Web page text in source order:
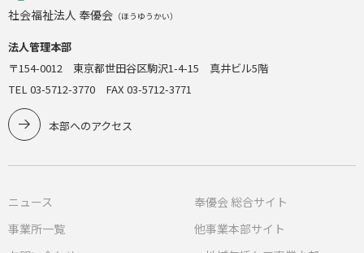
社会福祉法人 奉優会 （ほうゆうかい）
法人管理本部
〒154-0012 東京都世田谷区駒沢1-4-15 真井ビル5階
TEL 03-5712-3770 FAX 03-5712-3771
本部へのアクセス
ニュース
事業所一覧
奉優会 総合サイト
他事業本部サイト